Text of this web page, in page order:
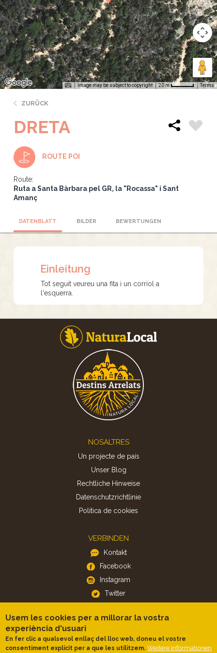
Image may be subject to copyright 20 m Terms
ZURÜCK
DRETA
ROUTE POI
Route:
Ruta a Santa Bàrbara pel GR, la "Rocassa" i Sant
Amanç
DATENBLATT BILDER BEWERTUNGEN
Einleitung
Tot seguit veureu una fita i un corriol a
l'esquerra.
NOSALTRES
Un projecte de país
Unser Blog
Rechtliche Hinweise
Datenschutzrichtlinie
Politica de cookies
VERBINDEN
Kontakt
Facebook
Instagram
Twitter
APP
iOS
Android
Usem les cookies per a millorar la vostra
experiència d'usuari
En fer clic a qualsevol enllaç del lloc web, doneu el vostre
consentiment explícit per a que les utilitzem. Weitere Informationen